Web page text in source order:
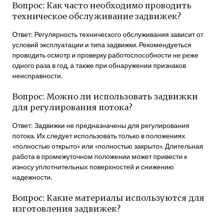
Вопрос: Как часто необходимо проводить
техническое обслуживание задвижек?
Ответ: Регулярность технического обслуживания зависит от
условий эксплуатации и типа задвижки. Рекомендуеться
проводить осмотр и проверку работоспособности не реже
одного раза в год, а также при обнаружении признаков
неисправности.
Вопрос: Можно ли использовать задвижки
для регулирования потока?
Ответ: Задвижки не предназначены для регулирования
потока. Их следует использовать только в положениях
«полностью открыто» или «полностью закрыто». Длительная
работа в промежуточном положении может привести к
износу уплотнительных поверхностей и снижению
надежности.
Вопрос: Какие материалы используются для
изготовления задвижек?